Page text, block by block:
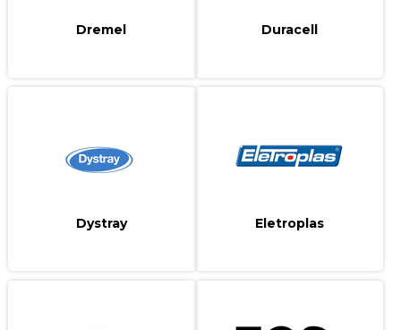
Dremel Duracell
Dystray Eletroplas